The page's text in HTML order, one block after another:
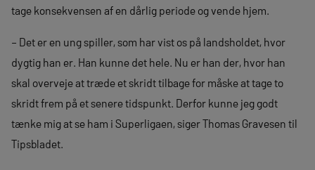
tage konsekvensen af en dårlig periode og vende hjem.
– Det er en ung spiller, som har vist os på landsholdet, hvor
dygtig han er. Han kunne det hele. Nu er han der, hvor han
skal overveje at træde et skridt tilbage for måske at tage to
skridt frem på et senere tidspunkt. Derfor kunne jeg godt
tænke mig at se ham i Superligaen, siger Thomas Gravesen til
Tipsbladet.